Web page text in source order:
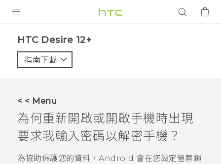
VIVE
VIVERSE
應用程式
HTC Desire 12+‎
指南下載
< < Menu
為何重新開啟或開啟手機時出現
要求我輸入密碼以解密手機？
為協助保護您的資料， Android 會在您設定螢幕鎖